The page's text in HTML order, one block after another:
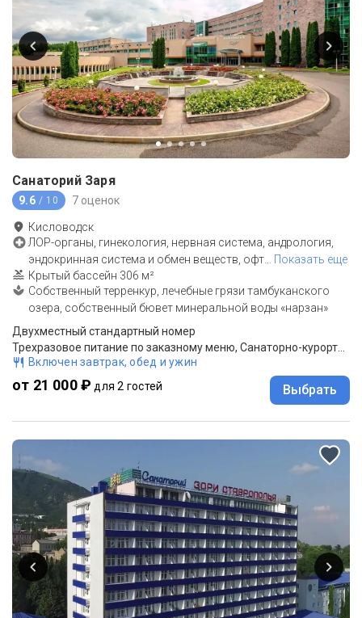
Санаторий Заря
9.6 / 10 7 оценок
Кисловодск
ЛОР-органы, гинекология, нервная система, андрология,
эндокринная система и обмен веществ, офт… Показать еще
Крытый бассейн 306 м²
Собственный терренкур, лечебные грязи тамбуканского
озера, собственный бювет минеральной воды «нарзан»
Двухместный стандартный номер
Трехразовое питание по заказному меню, Санаторно-курортное лечение
Включен завтрак, обед и ужин
от 21 000 ₽ для 2 гостей Выбрать